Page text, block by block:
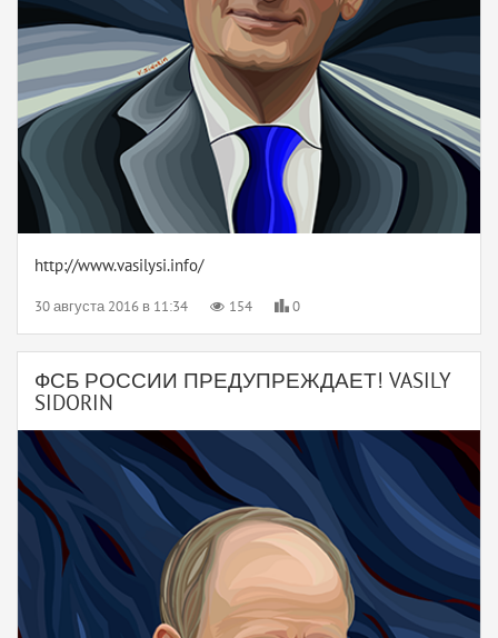
http://www.vasilysi.info/
30 августа 2016 в 11:34 154 0
ФСБ РОССИИ ПРЕДУПРЕЖДАЕТ! VASILY
SIDORIN